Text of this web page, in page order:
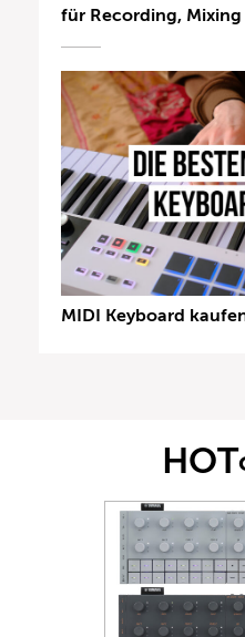
für Recording,
MIDI Keyboard
HOT